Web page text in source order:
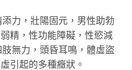
添力，壯陽固元，男性助勃
精，性功能障礙，性慾減
無力，頭昏耳鳴，體虛盜
引起的多種癥狀。